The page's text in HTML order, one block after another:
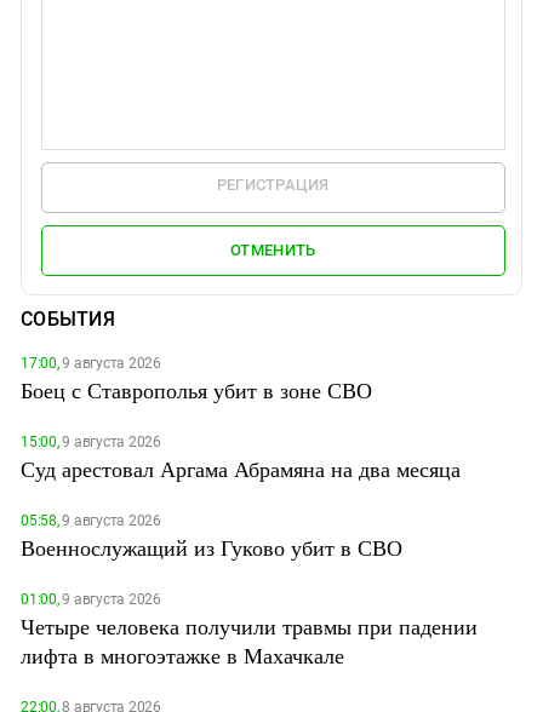
РЕГИСТРАЦИЯ
ОТМЕНИТЬ
СОБЫТИЯ
17:00,9 августа 2026
Боец с Ставрополья убит в зоне СВО
15:00,9 августа 2026
Суд арестовал Аргама Абрамяна на два месяца
05:58,9 августа 2026
Военнослужащий из Гуково убит в СВО
01:00,9 августа 2026
Четыре человека получили травмы при падении
лифта в многоэтажке в Махачкале
22:00,8 августа 2026